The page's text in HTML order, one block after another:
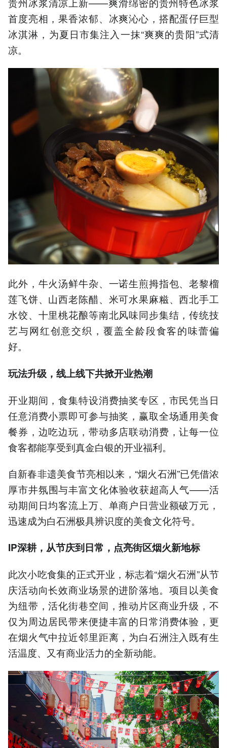
首度亮相，果香浓郁、冰爽沁心，搭配蛋仔巨型
冰淇淋，为夏日市集注入一抹“爽爽的贵阳”式清
凉。
此外，牛火汤鲜牛杂、一诺生煎拇指包、老黎榴
莲飞饼、山西老陈醋、米可水果麻糍、西北手工
水饺、十里桃花酿等南北风味同步集结，传统技
艺与网红创意交织，覆盖全龄段食客的味蕾偏
好。
玩法升级，线上线下共掀开业热潮
开业期间，食集特设消费抽奖专区，市民凭当日
任意消费小票即可参与抽奖，赢取全场通用美食
餐券，边吃边玩，带动多店联动消费，让每一位
食客都能享受到真金白银的开业福利。
自新春非遗美食节亮相以来，“烟火石洲”已凭借浓
厚市井氛围与丰富文化体验收获超高人气——活
动期间日均客流上万、单商户日营业额破万元，
迅速成为白石洲极具辨识度的美食文化符号。
IP深耕，从节庆到日常，点亮街区烟火新地标
此次小吃食集的正式开业，标志着“烟火石洲”从节
庆活动向长效商业场景的进阶落地。项目以美食
为纽带，活化街巷空间，推动片区商业升级，不
仅为周边居民带来便捷丰富的日常消费体验，更
在烟火气中拉近邻里距离，为白石洲注入既有生
活温度、又有商业活力的全新动能。